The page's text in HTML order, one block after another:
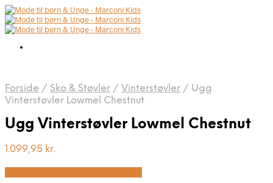
Forside / Sko & Støvler / Vinterstøvler / Ugg
Vinterstøvler Lowmel Chestnut
Ugg Vinterstøvler Lowmel Chestnut
1.099,95 kr.